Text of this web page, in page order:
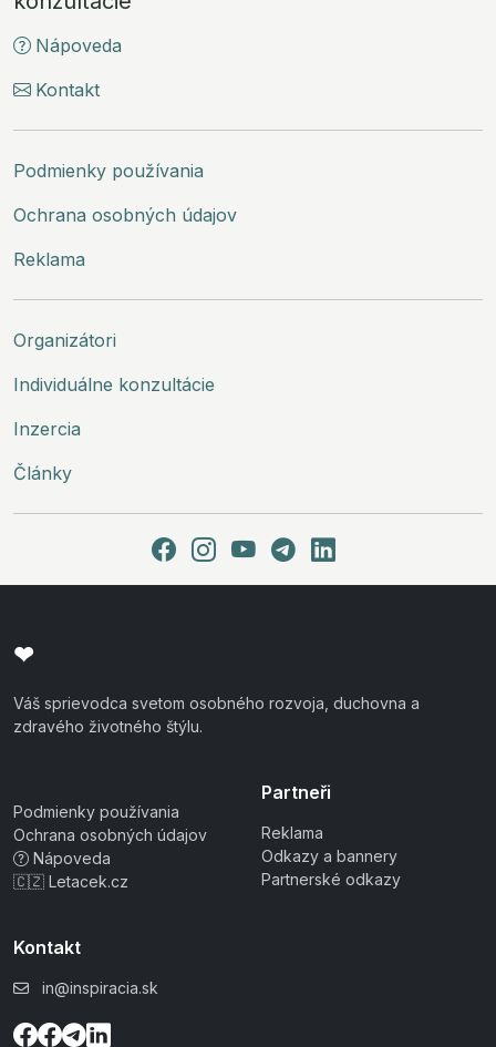
Nápoveda
Kontakt
Podmienky používania
Ochrana osobných údajov
Reklama
Organizátori
Individuálne konzultácie
Inzercia
Články
❤
Váš sprievodca svetom osobného rozvoja, duchovna a
zdravého životného štýlu.
Podmienky používania
Ochrana osobných údajov
Nápoveda
🇨🇿 Letacek.cz
Partneři
Reklama
Odkazy a bannery
Partnerské odkazy
Kontakt
in@inspiracia.sk